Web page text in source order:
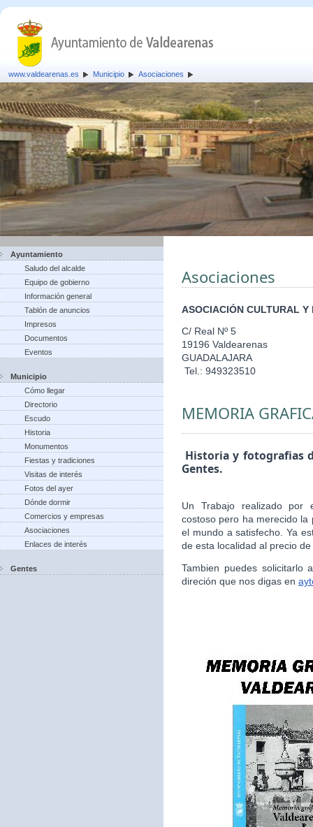
www.valdearenas.es Municipio Asociaciones
Ayuntamiento
Saludo del alcalde
Equipo de gobierno
Información general
Tablón de anuncios
Impresos
Documentos
Eventos
Municipio
Cómo llegar
Directorio
Escudo
Historia
Monumentos
Fiestas y tradiciones
Visitas de interés
Fotos del ayer
Dónde dormir
Comercios y empresas
Asociaciones
Enlaces de interés
Gentes
Asociaciones
ASOCIACIÓN CULTURAL Y
C/ Real Nº 5
19196 Valdearenas
GUADALAJARA
Tel.: 949323510
MEMORIA
Historia y fotografias
Gentes.
Un Trabajo realizado por
costoso pero ha merecido
el mundo a satisfecho. Ya
de esta localidad al precio
Tambien puedes
direción que nos digas en